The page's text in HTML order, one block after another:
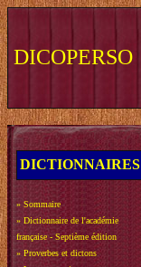
DICOPERSO
DICTIONNAIRES
» Sommaire
» Dictionnaire de l'académie
française - Septième édition
» Proverbes et dictons